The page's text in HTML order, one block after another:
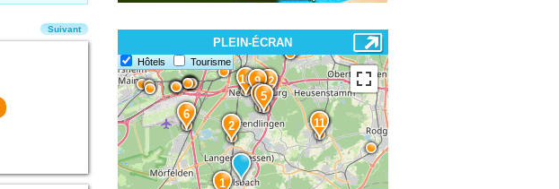
Suivant
PLEIN-ÉCRAN
Hôtels Tourisme
12
11
10 9
6
5
4
2
1